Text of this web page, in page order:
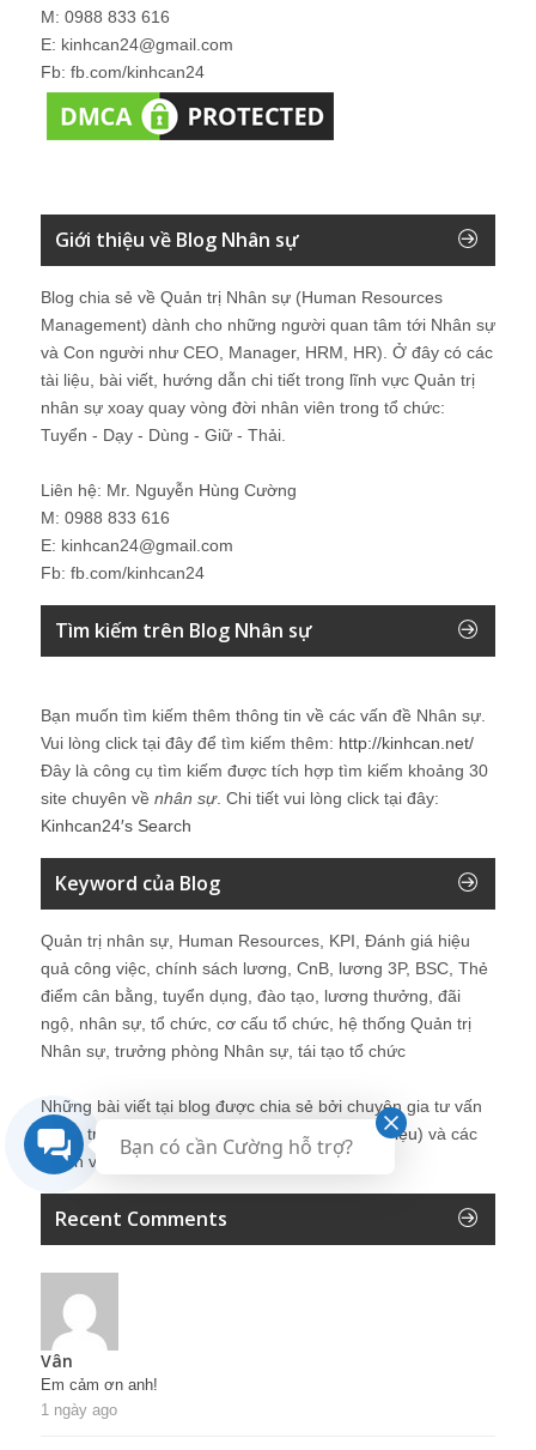
M: 0988 833 616
E: kinhcan24@gmail.com
Fb: fb.com/kinhcan24
Giới thiệu về Blog Nhân sự
Blog chia sẻ về Quản trị Nhân sự (Human Resources
Management) dành cho những người quan tâm tới Nhân sự
và Con người như CEO, Manager, HRM, HR). Ở đây có các
tài liệu, bài viết, hướng dẫn chi tiết trong lĩnh vực Quản trị
nhân sự xoay quay vòng đời nhân viên trong tổ chức:
Tuyển - Dạy - Dùng - Giữ - Thải.
Liên hệ: Mr. Nguyễn Hùng Cường
M: 0988 833 616
E: kinhcan24@gmail.com
Fb: fb.com/kinhcan24
Tìm kiếm trên Blog Nhân sự
Bạn muốn tìm kiếm thêm thông tin về các vấn đề Nhân sự
Vui lòng click tại đây để tìm kiếm thêm: http://kinhcan.net/
Đây là công cụ tìm kiếm được tích hợp tìm kiếm khoảng 30
site chuyên về nhân sự. Chi tiết vui lòng click tại đây:
Kinhcan24′s Search
Keyword của Blog
Quản trị nhân sự, Human Resources, KPI, Đánh giá hiệu
quả công việc, chính sách lương, CnB, lương 3P, BSC, Thẻ
điểm cân bằng, tuyển dụng, đào tạo, lương thưởng, đãi
ngộ, nhân sự, tổ chức, cơ cấu tổ chức, hệ thống Quản trị
Nhân sự, trưởng phòng Nhân sự, tái tạo tổ chức
Những bài viết tại blog được chia sẻ bởi chuyên gia tư vấn
Quản trị Nhân sự Nguyễn Hùng Cường (
giới thiệu) và các
thành viên khác trong cộng đồng Nhân sự.
Recent Comments
Vân
Em cảm ơn anh!
1 ngày ago
Bạn có cần Cường hỗ trợ?